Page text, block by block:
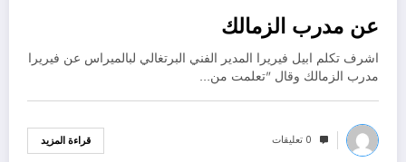
نوفمبر 5, 2022
عن مدرب الزمالك
اشرف تكلم ابيل فيريرا المدير الفني البرتغالي لبالميراس عن فيريرا
مدرب الزمالك وقال "تعلمت من…
0 تعليقات قراءة المزيد